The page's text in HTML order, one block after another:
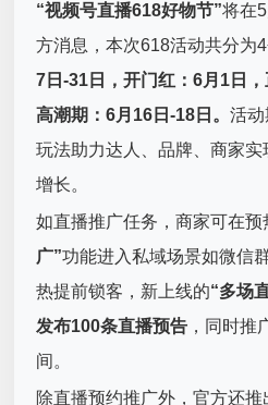
“视频号直播618好物节”将在
方消息，本次618活动共分为
7日-31日，开门红：6月1日
高潮期：6月16日-18日。活
玩法助力达人、品牌、商家
增长。
如直播推广任务，商家可在预
广”功能进入私域场景如微信
热提前锁客，新上线的“多场
发布100条直播预告 ，同时推
间。
除直播预约推广外，官方还推